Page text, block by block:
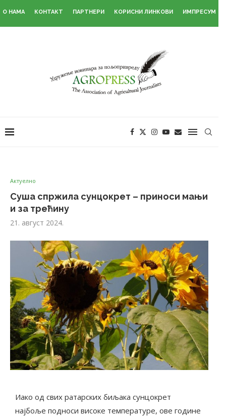
О НАМА КОНТАКТ ПАРТНЕРИ КОРИСНИ ЛИНКОВИ ИМПРЕСУМ
Актуелно
Суша спржила сунцокрет – приноси мањи
и за трећину
21. август 2024.
Иако од свих ратарских биљака сунцокрет
најбоље подноси високе температуре, ове године